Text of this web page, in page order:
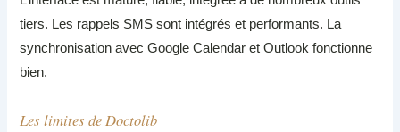
tiers. Les rappels SMS sont intégrés et performants. La
synchronisation avec Google Calendar et Outlook fonctionne
bien.
Les limites de Doctolib